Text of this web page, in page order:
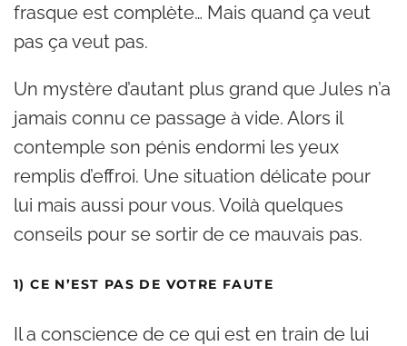
frasque est complète… Mais quand ça veut
pas ça veut pas.
Un mystère d’autant plus grand que Jules n’a
jamais connu ce passage à vide. Alors il
contemple son pénis endormi les yeux
remplis d’effroi. Une situation délicate pour
lui mais aussi pour vous. Voilà quelques
conseils pour se sortir de ce mauvais pas.
1) CE N’EST PAS DE VOTRE FAUTE
Il a conscience de ce qui est en train de lui